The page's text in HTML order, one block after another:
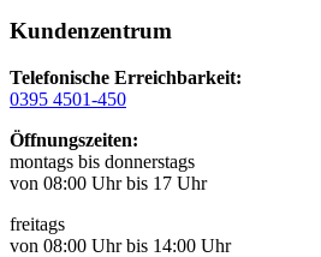
Kundenzentrum
Telefonische Erreichbarkeit:
0395 4501-450
Öffnungszeiten:
montags bis donnerstags
von 08:00 Uhr bis 17 Uhr
freitags
von 08:00 Uhr bis 14:00 Uhr